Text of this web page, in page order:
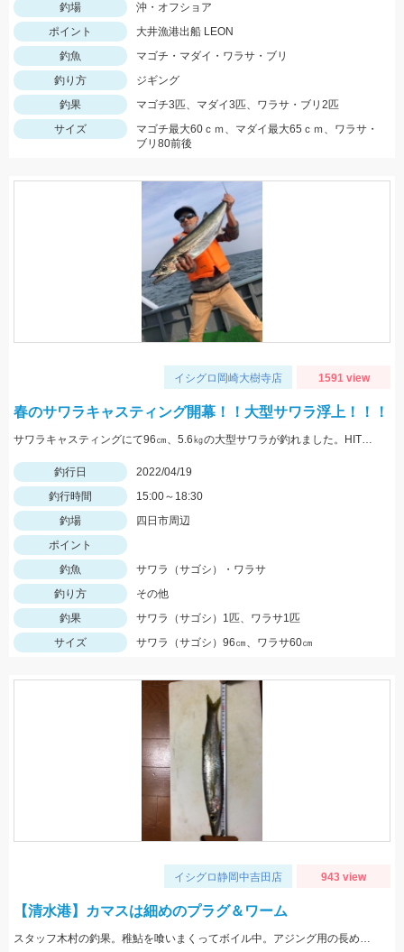
釣場
沖・オフショア
ポイント
大井漁港出船 LEON
釣魚
マゴチ・マダイ・ワラサ・ブリ
釣り方
ジギング
釣果
マゴチ3匹、マダイ3匹、ワラサ・ブリ2匹
サイズ
マゴチ最大60ｃｍ、マダイ最大65ｃｍ、ワラサ・
ブリ80前後
イシグロ岡崎大樹寺店 1591 view
春のサワラキャスティング開幕！！大型サワラ浮上！！！
サワラキャスティングにて96㎝、5.6㎏の大型サワラが釣れました。HITルアーはサイレントアサシンフラッシュブースト129Fです。
釣行日
2022/04/19
釣行時間
15:00～18:30
釣場
四日市周辺
ポイント
釣魚
サワラ（サゴシ）・ワラサ
釣り方
その他
釣果
サワラ（サゴシ）1匹、ワラサ1匹
サイズ
サワラ（サゴシ）96㎝、ワラサ60㎝
イシグロ静岡中吉田店 943 view
【清水港】カマスは細めのプラグ＆ワーム
スタッフ木村の釣果。稚鮎を喰いまくってボイル中。アジング用の長めのワームによるデットスローリトリーブが◎